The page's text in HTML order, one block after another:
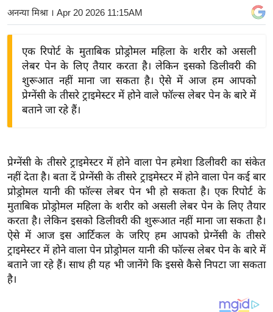
ज़
ने
द्यो
वि
शे
ष
ज्ञ
रा
य
ब
ज
ट
अनन्या मिश्रा । Apr 20 2026 11:15AM
एक रिपोर्ट के मुताबिक प्रोड्रोमल महिला के शरीर को असली
लेबर पेन के लिए तैयार करता है। लेकिन इसको डिलीवरी की
शुरूआत नहीं माना जा सकता है। ऐसे में आज हम आपको
प्रेग्नेंसी के तीसरे ट्राइमेस्टर में होने वाले फॉल्स लेबर पेन के बारे में
बताने जा रहे हैं।
प्रेग्नेंसी के तीसरे ट्राइमेस्टर में होने वाला पेन हमेशा डिलीवरी का संकेत
नहीं देता है। बता दें प्रेग्नेंसी के तीसरे ट्राइमेस्टर में होने वाला पेन कई बार
प्रोड्रोमल यानी की फॉल्स लेबर पेन भी हो सकता है। एक रिपोर्ट के
मुताबिक प्रोड्रोमल महिला के शरीर को असली लेबर पेन के लिए तैयार
करता है। लेकिन इसको डिलीवरी की शुरूआत नहीं माना जा सकता है।
ऐसे में आज इस आर्टिकल के जरिए हम आपको प्रेग्नेंसी के तीसरे
ट्राइमेस्टर में होने वाला पेन प्रोड्रोमल यानी की फॉल्स लेबर पेन के बारे में
बताने जा रहे हैं। साथ ही यह भी जानेंगे कि इससे कैसे निपटा जा सकता
है।